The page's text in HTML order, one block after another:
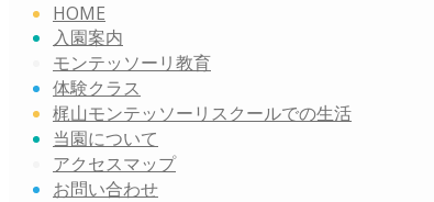
HOME
入園案内
モンテッソーリ教育
体験クラス
梶山モンテッソーリスクールでの生活
当園について
アクセスマップ
お問い合わせ